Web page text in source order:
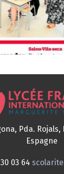
Pda. Rojals,
Espagne
03 64